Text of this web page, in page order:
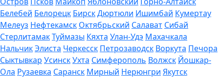
Белебей Белорецк БирскДюртюли Ишимбай Кумертау
Мелеуз Нефтекамск Октябрьский Салават Сибай
СтерлитамакТуймазы Кяхта Улан-Удэ Махачкала
НальчикЭлиста Черкесск Петрозаводск Воркута Печора
Сыктывкар УсинскУхта Симферополь Волжск Йошкар-
Ола Рузаевка Саранск Мирный Нерюнгри Якутск